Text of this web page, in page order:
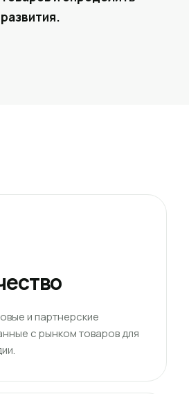
и партнерские
с рынком товаров для